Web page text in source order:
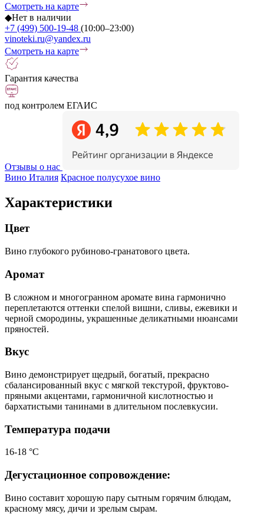
Смотреть на карте
◆Нет в наличии
+7 (499) 500-19-48 (10:00–23:00)
vinoteki.ru@yandex.ru
Смотреть на карте
Гарантия качества
под контролем ЕГАИС
Отзывы о нас
Вино Италия Красное полусухое вино
Характеристики
Цвет
Вино глубокого рубиново-гранатового цвета.
Аромат
В сложном и многогранном аромате вина гармонично
переплетаются оттенки спелой вишни, сливы, ежевики и
черной смородины, украшенные деликатными нюансами
пряностей.
Вкус
Вино демонстрирует щедрый, богатый, прекрасно
сбалансированный вкус с мягкой текстурой, фруктово-
пряными акцентами, гармоничной кислотностью и
бархатистыми танинами в длительном послевкусии.
Температура подачи
16-18 °С
Дегустационное сопровождение:
Вино составит хорошую пару сытным горячим блюдам,
красному мясу, дичи и зрелым сырам.